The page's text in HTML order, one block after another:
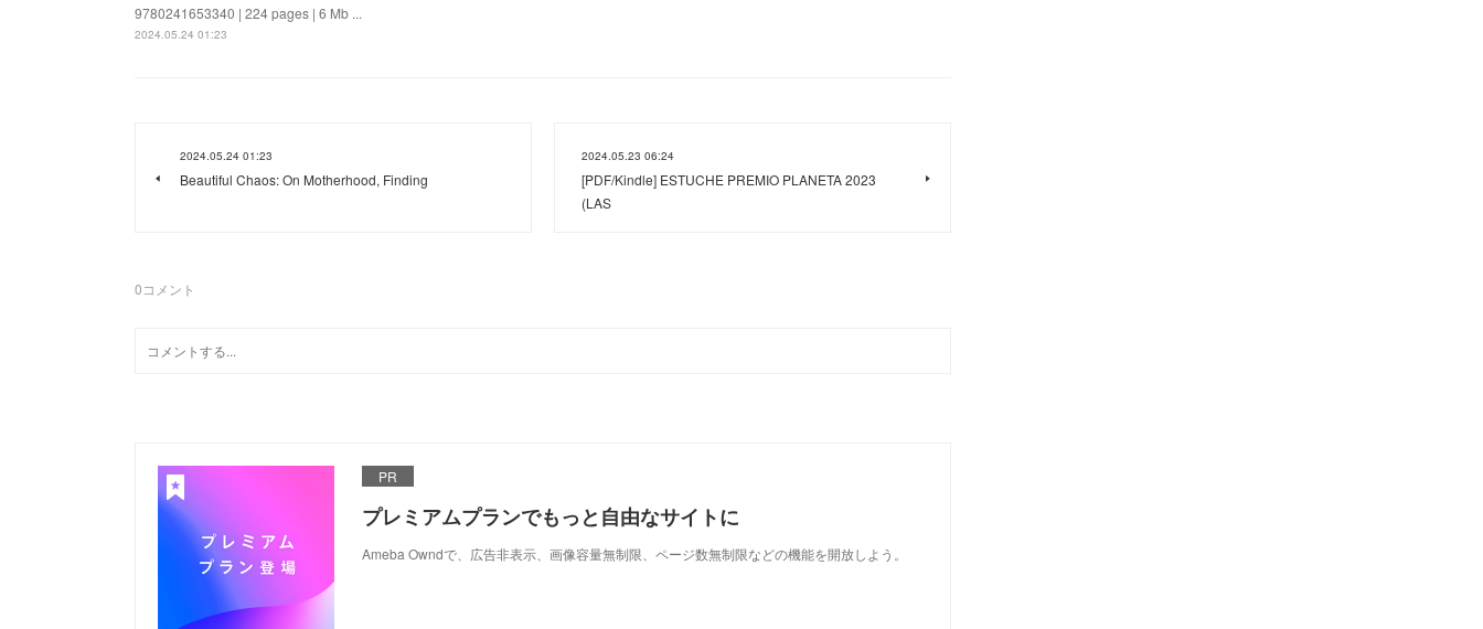
9780241653340 | 224 pages | 6 Mb ...
2024.05.24 01:23
2024.05.24 01:23
Beautiful Chaos: On Motherhood, Finding
2024.05.23 06:24
[PDF/Kindle] ESTUCHE PREMIO PLANETA 2023
(LAS
0コメント
PR
プレミアムプランでもっと自由なサイトに
Ameba Owndで、広告非表示、画像容量無制限、ページ数無制限などの機能を開放しよう。